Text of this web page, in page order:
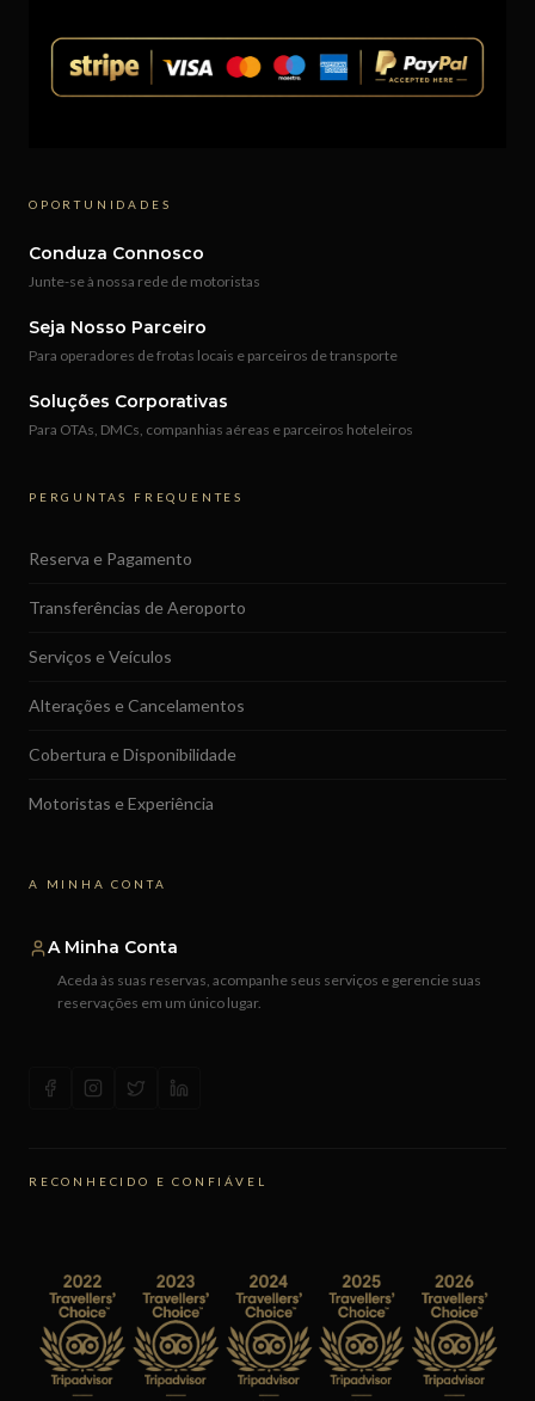
OPORTUNIDADES
Conduza Connosco
Junte-se à nossa rede de motoristas
Seja Nosso Parceiro
Para operadores de frotas locais e parceiros de transporte
Soluções Corporativas
Para OTAs, DMCs, companhias aéreas e parceiros hoteleiros
PERGUNTAS FREQUENTES
Reserva e Pagamento
Transferências de Aeroporto
Serviços e Veículos
Alterações e Cancelamentos
Cobertura e Disponibilidade
Motoristas e Experiência
A MINHA CONTA
A Minha Conta
Aceda às suas reservas, acompanhe seus serviços e gerencie suas
reservações em um único lugar.
RECONHECIDO E CONFIÁVEL